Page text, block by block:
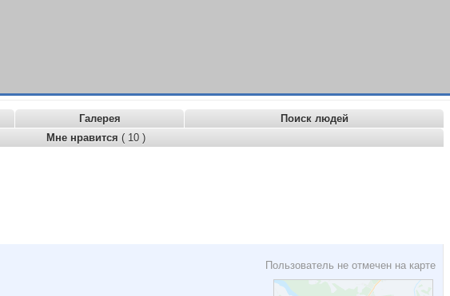
Галерея
Поиск людей
Мне нравится ( 10 )
Пользователь не отмечен на карте